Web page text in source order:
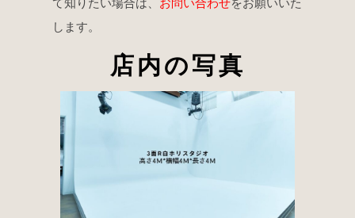
て知りたい場合は、 お問い合わせをお願いいた
します。
店内の写真